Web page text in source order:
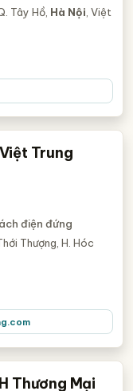
Tây Hồ, Hà Nội , Việt
Trung
điện đứng
Thượng, H. Hóc
Thương Mại